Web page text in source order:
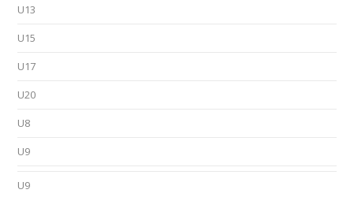
U13
U15
U17
U20
U8
U9
U9